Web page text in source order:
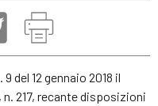
del 12 gennaio 2018 il
217, recante disposizioni